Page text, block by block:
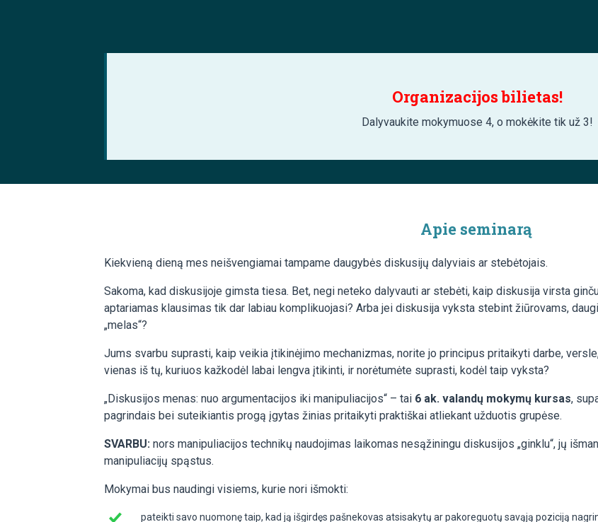
Organizacijos bilietas!
Dalyvaukite mokymuose 4, o mokėkite tik už 3!
Apie seminarą
Kiekvieną dieną mes neišvengiamai tampame daugybės diskusijų dalyviais ar stebėtojais.
Sakoma, kad diskusijoje gimsta tiesa. Bet, negi neteko dalyvauti ar stebėti, kaip diskusija virsta
aptariamas klausimas tik dar labiau komplikuojasi? Arba jei diskusija vyksta stebint žiūrovams,
„melas“?
Jums svarbu suprasti, kaip veikia įtikinėjimo mechanizmas, norite jo principus pritaikyti darbe,
vienas iš tų, kuriuos kažkodėl labai lengva įtikinti, ir norėtumėte suprasti, kodėl taip vyksta?
„Diskusijos menas: nuo argumentacijos iki manipuliacijos“ – tai 6 ak. valandų mokymų kursas,
pagrindais bei suteikiantis progą įgytas žinias pritaikyti praktiškai atliekant užduotis grupėse.
SVARBU: nors manipuliacijos technikų naudojimas laikomas nesąžiningu diskusijos „ginklu“, jų
manipuliacijų spąstus.
Mokymai bus naudingi visiems, kurie nori išmokti:
pateikti savo nuomonę taip, kad ją išgirdęs pašnekovas atsisakytų ar pakoreguotų savąją poziciją